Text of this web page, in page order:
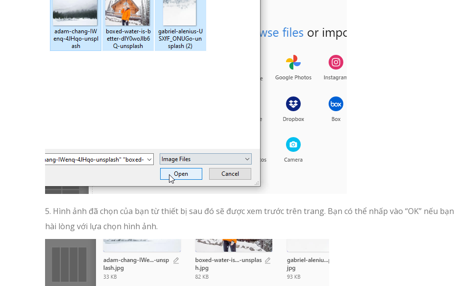
5. Hình ảnh đã chọn của bạn từ thiết bị sau đó sẽ được xem trước trên trang. Bạn có thể nhấp vào “OK” nếu bạn
hài lòng với lựa chọn hình ảnh.